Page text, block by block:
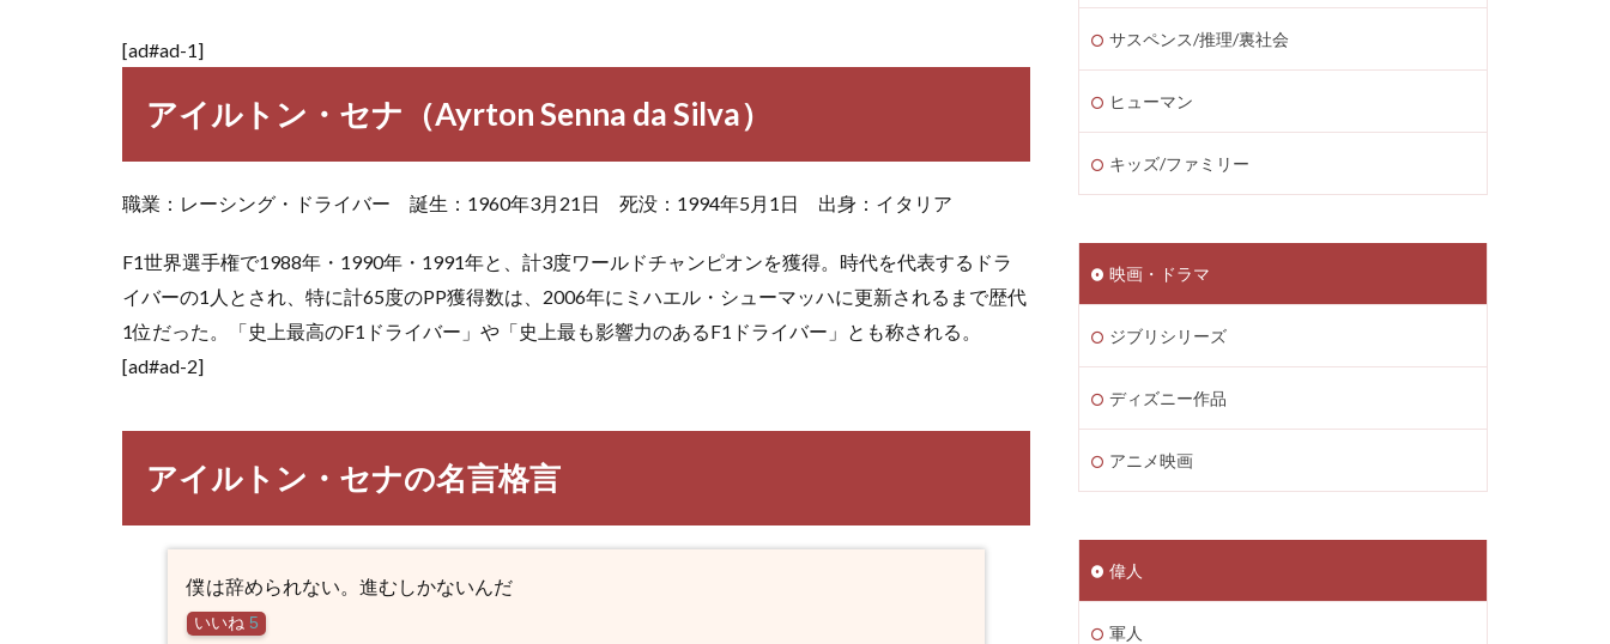
[ad#ad-1]
アイルトン・セナ（Ayrton Senna da Silva）
職業：レーシング・ドライバー 誕生：1960年3月21日 死没：1994年5月1日 出身：イタリア
F1世界選手権で1988年・1990年・1991年と、計3度ワールドチャンピオンを獲得。時代を代表するドラ
イバーの1人とされ、特に計65度のPP獲得数は、2006年にミハエル・シューマッハに更新されるまで歴代
1位だった。「史上最高のF1ドライバー」や「史上最も影響力のあるF1ドライバー」とも称される。
[ad#ad-2]
アイルトン・セナの名言格言
僕は辞められない。進むしかないんだ
いいね 5
サスペンス/推理/裏社会
ヒューマン
キッズ/ファミリー
映画・ドラマ
ジブリシリーズ
ディズニー作品
アニメ映画
偉人
軍人